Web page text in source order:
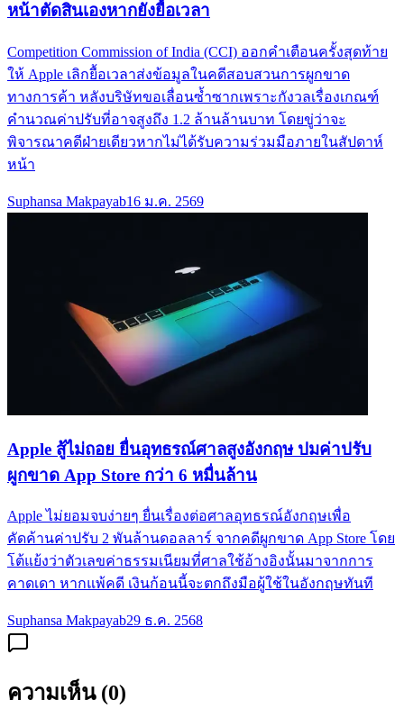
หน้าตัดสินเองหากยังยื้อเวลา
Competition Commission of India (CCI) ออกคำเตือนครั้งสุดท้าย
ให้ Apple เลิกยื้อเวลาส่งข้อมูลในคดีสอบสวนการผูกขาด
ทางการค้า หลังบริษัทขอเลื่อนซ้ำซากเพราะกังวลเรื่องเกณฑ์
คำนวณค่าปรับที่อาจสูงถึง 1.2 ล้านล้านบาท โดยขู่ว่าจะ
พิจารณาคดีฝ่ายเดียวหากไม่ได้รับความร่วมมือภายในสัปดาห์
หน้า
Suphansa Makpayab16 ม.ค. 2569
Apple สู้ไม่ถอย ยื่นอุทธรณ์ศาลสูงอังกฤษ ปมค่าปรับ
ผูกขาด App Store กว่า 6 หมื่นล้าน
Apple ไม่ยอมจบง่ายๆ ยื่นเรื่องต่อศาลอุทธรณ์อังกฤษเพื่อ
คัดค้านค่าปรับ 2 พันล้านดอลลาร์ จากคดีผูกขาด App Store โดย
โต้แย้งว่าตัวเลขค่าธรรมเนียมที่ศาลใช้อ้างอิงนั้นมาจากการ
คาดเดา หากแพ้คดี เงินก้อนนี้จะตกถึงมือผู้ใช้ในอังกฤษทันที
Suphansa Makpayab29 ธ.ค. 2568
ความเห็น (0)